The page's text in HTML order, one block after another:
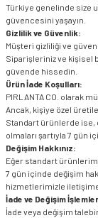
Türkiye genelinde size
güvencesini yaşayın.
Gizlilik ve Güvenlik:
Müşteri gizliliği ve
Siparişleriniz ve kişisel
güvende hissedin.
Ürün İade Koşulları:
PIRLANTA CO. olarak
Ancak, kişiye özel
Standart ürünlerde ise,
olmaları şartıyla 7 gün
Değişim Hakkınız:
Eğer standart
7 gün içinde değişim
hizmetlerimizle
İade ve Değişim
İade veya değişim